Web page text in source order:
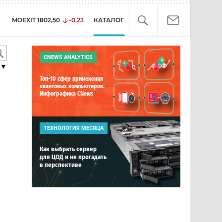
MOEXIT 1802,50 -0,23 КАТАЛОГ
▼
CNEWS ANALYTICS
Топ-10 сфер применения
квантовых компьютеров.
Инфографика CNews
ТЕХНОЛОГИЯ МЕСЯЦА
Как выбрать сервер
для ЦОД и не прогадать
в перспективе